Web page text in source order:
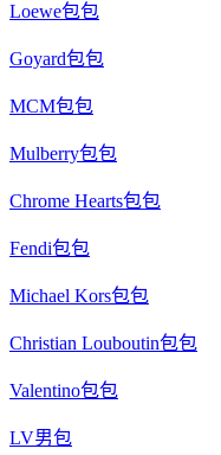
Loewe包包
Goyard包包
MCM包包
Mulberry包包
Chrome Hearts包包
Fendi包包
Michael Kors包包
Christian Louboutin包包
Valentino包包
LV男包